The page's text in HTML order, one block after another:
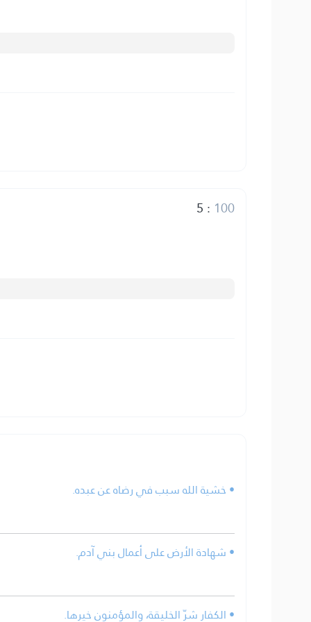
5 : 100
• خشية الله سبب في رضاه عن عبده.
• شهادة الأرض على أعمال بني آدم.
• الكفار شرّ الخليقة، والمؤمنون خيرها.